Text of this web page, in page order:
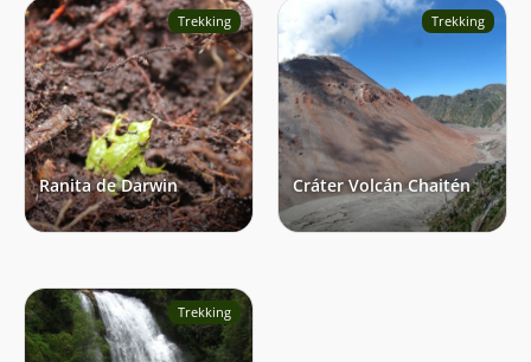
Trekking
Ranita de Darwin
Trekking
Cráter Volcán Chaitén
Trekking